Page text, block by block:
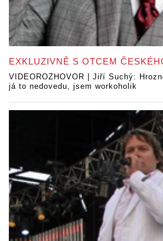
EXKLUZIVNĚ S OTCEM
VIDEOROZHOVOR | Jiří Suchý:
já to nedovedu, jsem workoholik